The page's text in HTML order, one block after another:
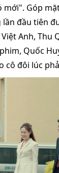
mới". Góp
đầu tiên
Anh, Thu
Quốc
cô đôi lúc